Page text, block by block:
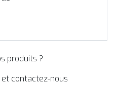
produits ?
contactez-nous